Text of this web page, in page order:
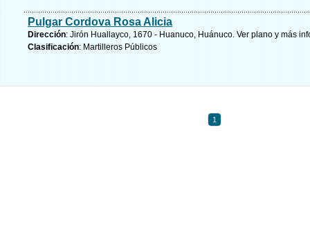
Pulgar Cordova Rosa Alicia
Dirección: Jirón Huallayco, 1670 - Huanuco, Huánuco. Ver plano y más
Clasificación: Martilleros Públicos
1